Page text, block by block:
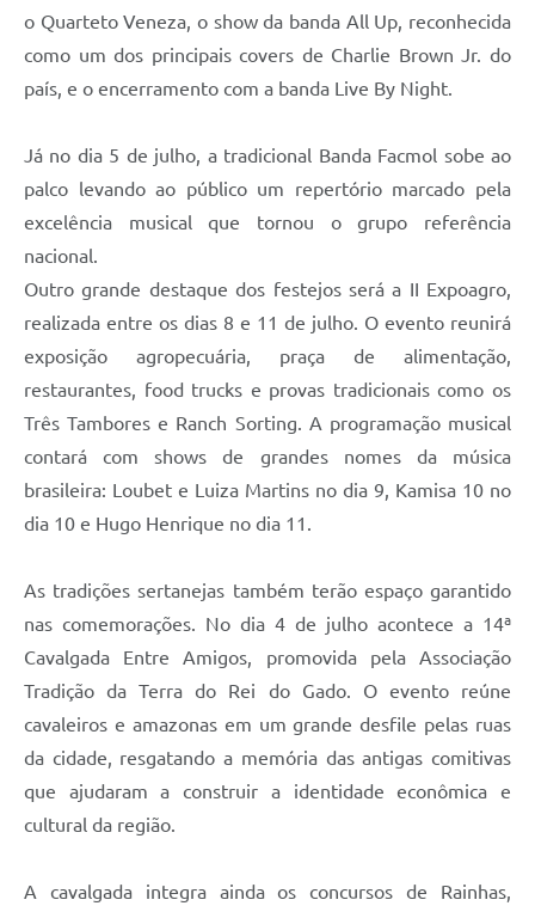
o Quarteto Veneza, o show da banda All Up, reconhecida
como um dos principais covers de Charlie Brown Jr. do
país, e o encerramento com a banda Live By Night.
Já no dia 5 de julho, a tradicional Banda Facmol sobe ao
palco levando ao público um repertório marcado pela
excelência musical que tornou o grupo referência
nacional.
Outro grande destaque dos festejos será a II Expoagro,
realizada entre os dias 8 e 11 de julho. O evento reunirá
exposição agropecuária, praça de alimentação,
restaurantes, food trucks e provas tradicionais como os
Três Tambores e Ranch Sorting. A programação musical
contará com shows de grandes nomes da música
brasileira: Loubet e Luiza Martins no dia 9, Kamisa 10 no
dia 10 e Hugo Henrique no dia 11.
As tradições sertanejas também terão espaço garantido
nas comemorações. No dia 4 de julho acontece a 14ª
Cavalgada Entre Amigos, promovida pela Associação
Tradição da Terra do Rei do Gado. O evento reúne
cavaleiros e amazonas em um grande desfile pelas ruas
da cidade, resgatando a memória das antigas comitivas
que ajudaram a construir a identidade econômica e
cultural da região.
A cavalgada integra ainda os concursos de Rainhas,